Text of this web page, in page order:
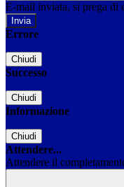
E-mail inviata, si prega di
Errore
Chiudi
Successo
Chiudi
Informazione
Chiudi
Attendere...
Attendere il